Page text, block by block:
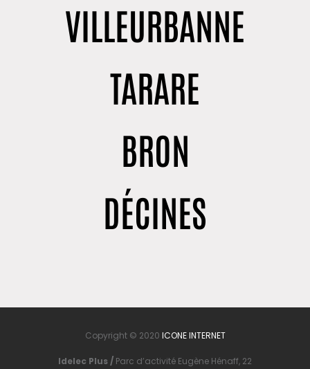
VILLEURBANNE
TARARE
BRON
DÉCINES
Copyright © 2020 ICONE INTERNET
Idelec Plus / Parc d’activité Eugène Hénaff, 22